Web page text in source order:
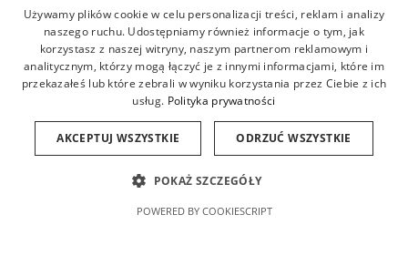
Opinie klientów
Konsultacja
Dostawa
Płatności
Zwroty
Program lojalnościowy
O nas
Regulamin
Polityka prywatności
Newsletter
Baza wiedzy
Baza składników INCI
Używamy plików cookie w celu personalizacji treści, reklam i analizy
naszego ruchu. Udostępniamy również informacje o tym, jak
korzystasz z naszej witryny, naszym partnerom reklamowym i
analitycznym, którzy mogą łączyć je z innymi informacjami, które im
przekazałeś lub które zebrali w wyniku korzystania przez Ciebie z ich
usług. Polityka prywatności
AKCEPTUJ WSZYSTKIE ODRZUĆ WSZYSTKIE
POKAŻ SZCZEGÓŁY
POWERED BY COOKIESCRIPT